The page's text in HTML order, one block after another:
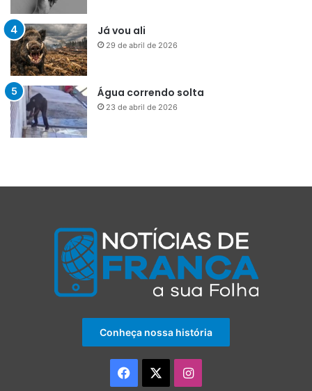
Já vou ali
29 de abril de 2026
Água correndo solta
23 de abril de 2026
Conheça nossa história
Facebook Instagram